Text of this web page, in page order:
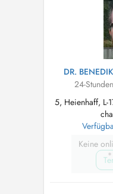
DR.
24-
5, Heienhaff, L-
Keine